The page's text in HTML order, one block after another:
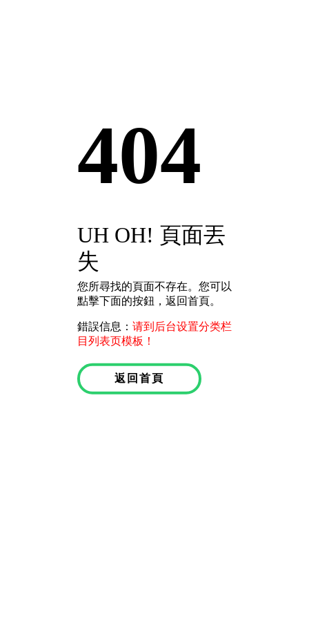
404
UH OH! 頁面丟
失
您所尋找的頁面不存在。您可以
點擊下面的按鈕，返回首頁。
錯誤信息： 请到后台设置分类栏
目列表页模板！
返回首頁